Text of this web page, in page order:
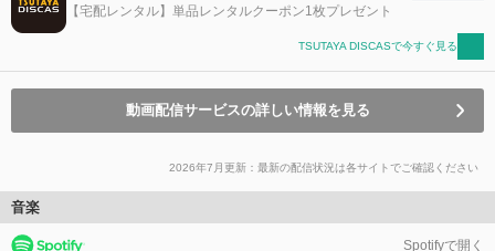
【宅配レンタル】単品レンタルクーポン1枚プレゼント
TSUTAYA DISCASで今すぐ見る
動画配信サービスの詳しい情報を見る
2026年7月更新：最新の配信状況は各サイトでご確認ください
音楽
Spotifyで開く